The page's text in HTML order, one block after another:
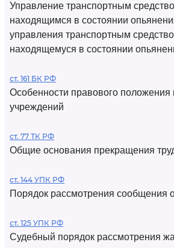
Управление транспортным
находящимся в состоянии
управления транспортным
находящемуся в состоянии
ст. 161 БК РФ
Особенности правового положения
учреждений
ст. 77 ТК РФ
Общие основания прекращения
ст. 144 УПК РФ
Порядок рассмотрения сообщения
ст. 125 УПК РФ
Судебный порядок рассмотрения